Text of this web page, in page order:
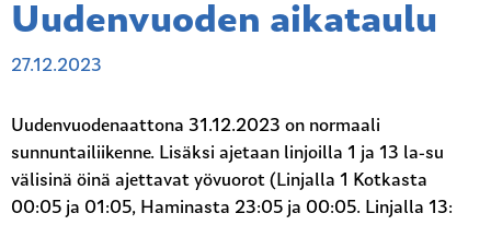
Uudenvuoden aikataulu
27.12.2023
Uudenvuodenaattona 31.12.2023 on normaali
sunnuntailiikenne. Lisäksi ajetaan linjoilla 1 ja 13 la-su
välisinä öinä ajettavat yövuorot (Linjalla 1 Kotkasta
00:05 ja 01:05, Haminasta 23:05 ja 00:05. Linjalla 13: